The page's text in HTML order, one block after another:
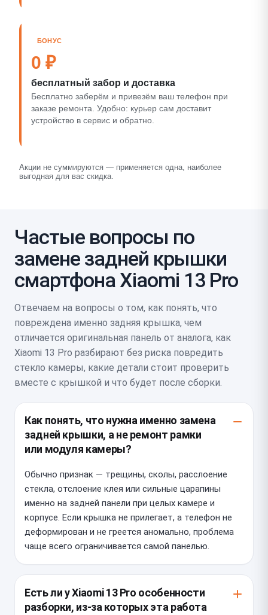
БОНУС
0 ₽
бесплатный забор и доставка
Бесплатно заберём и привезём ваш телефон при
заказе ремонта. Удобно: курьер сам доставит
устройство в сервис и обратно.
Акции не суммируются — применяется одна, наиболее
выгодная для вас скидка.
Частые вопросы по
замене задней крышки
смартфона Xiaomi 13 Pro
Отвечаем на вопросы о том, как понять, что
повреждена именно задняя крышка, чем
отличается оригинальная панель от аналога, как
Xiaomi 13 Pro разбирают без риска повредить
стекло камеры, какие детали стоит проверить
вместе с крышкой и что будет после сборки.
Как понять, что нужна именно замена
задней крышки, а не ремонт рамки
или модуля камеры?
Обычно признак — трещины, сколы, расслоение
стекла, отслоение клея или сильные царапины
именно на задней панели при целых камере и
корпусе. Если крышка не прилегает, а телефон не
деформирован и не греется аномально, проблема
чаще всего ограничивается самой панелью.
Есть ли у Xiaomi 13 Pro особенности
разборки, из-за которых эта работа